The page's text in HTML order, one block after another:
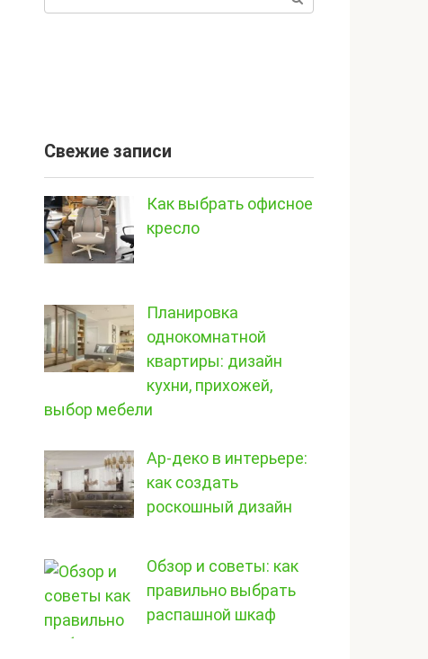
Свежие записи
Как выбрать офисное
кресло
Планировка
однокомнатной
квартиры: дизайн
кухни, прихожей,
выбор мебели
Ар-деко в интерьере:
как создать
роскошный дизайн
Обзор и советы: как
правильно выбрать
распашной шкаф